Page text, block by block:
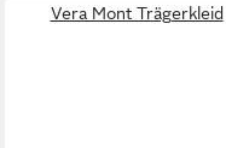
Vera Mont Trägerkleid